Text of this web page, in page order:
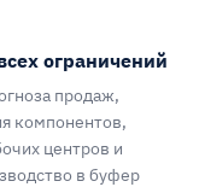
ограничений
продаж,
компонентов,
центров и
в буфер